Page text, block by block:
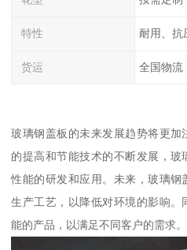
特性 耐用、抗
货运 全国物流
玻璃钢盖板的未来发展趋势将更
的提高和节能技术的不断发展，
性能的研发和应用。未来，玻璃
生产工艺，以降低对环境的影响
能的产品，以满足不同客户的需求。